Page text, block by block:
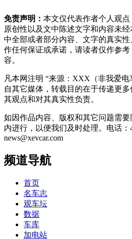
免责声明： 本文仅代表作者个人观
原创性以及文中陈述文字和内容未
中全部或者部分内容、文字的真实
作任何保证或承诺，请读者仅作参
容。
凡本网注明 “来源：XXX（非我爱
自其它媒体，转载目的在于传递更
其观点和对其真实性负责。
如因作品内容、版权和其它问题需
内进行，以便我们及时处理。电话：
news@xevcar.com
频道导航
首页
名车志
观车坛
数据
车库
加电站